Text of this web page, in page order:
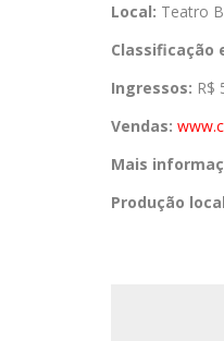
Local: Teatro
Classificação
Ingressos: R$
Vendas:
Mais
Produção